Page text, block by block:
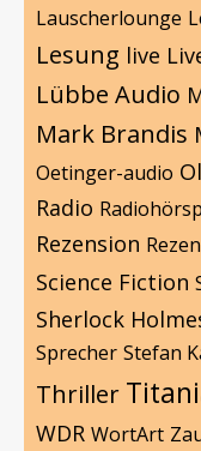
Lauscherlounge
Lesung live
Lübbe Audio
Mark Brandis
Oetinger-audio
Radio
Rezension
Science Fiction
Sherlock
Sprecher Stefan
Thriller
WDR WortArt